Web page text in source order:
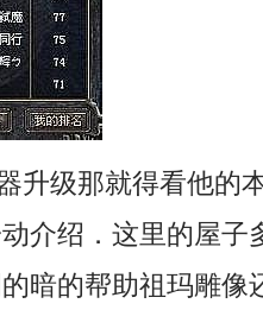
升级那就得看他的
介绍．这里的屋子
暗的帮助祖玛雕像